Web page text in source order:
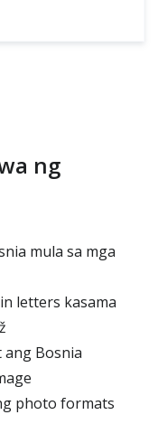
ng
mula sa mga
letters kasama
ang Bosnia
photo formats